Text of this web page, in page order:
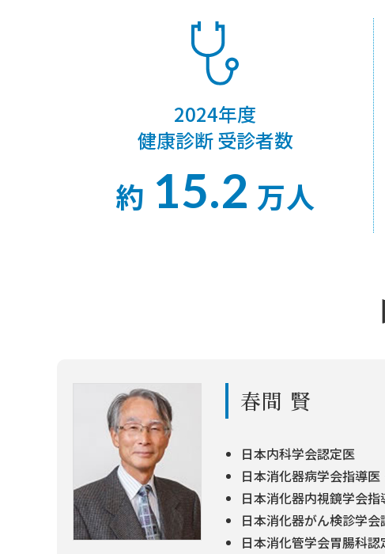
2024年度
健康診断 受診者数
約 15.2 万人
春間 賢
日本内科学会認定医
日本消化器病学会指導医
日本消化器内視鏡学会
日本消化器がん検診学会
日本消化管学会胃腸科認